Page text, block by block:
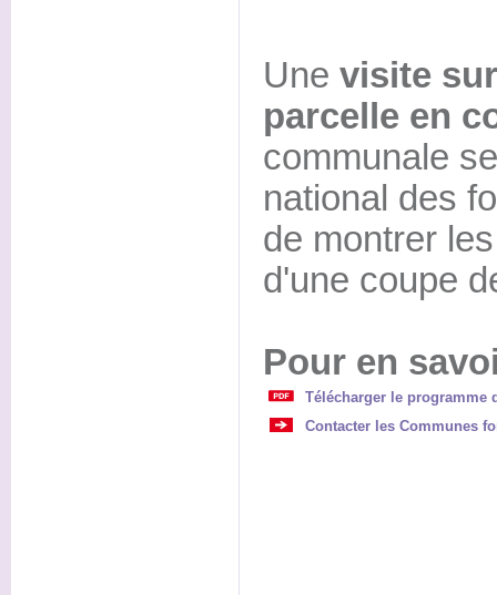
Une visite
parcelle en
communale
national des
de montrer
d'une coupe
Pour en
Télécharger le programme
Contacter les Communes